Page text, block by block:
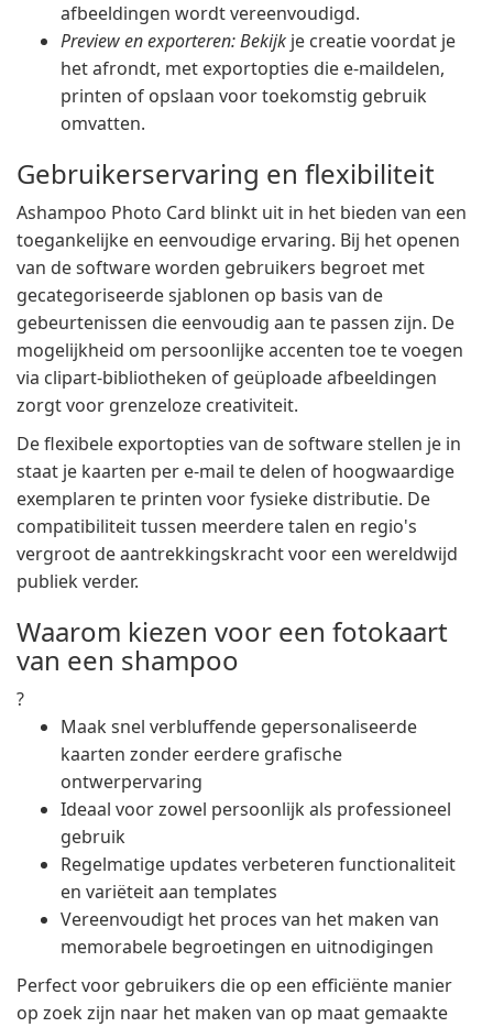
afbeeldingen wordt vereenvoudigd.
Preview en exporteren: Bekijk je creatie voordat je
het afrondt, met exportopties die e-maildelen,
printen of opslaan voor toekomstig gebruik
omvatten.
Gebruikerservaring en flexibiliteit
Ashampoo Photo Card blinkt uit in het bieden van een
toegankelijke en eenvoudige ervaring. Bij het openen
van de software worden gebruikers begroet met
gecategoriseerde sjablonen op basis van de
gebeurtenissen die eenvoudig aan te passen zijn. De
mogelijkheid om persoonlijke accenten toe te voegen
via clipart-bibliotheken of geüploade afbeeldingen
zorgt voor grenzeloze creativiteit.
De flexibele exportopties van de software stellen je in
staat je kaarten per e-mail te delen of hoogwaardige
exemplaren te printen voor fysieke distributie. De
compatibiliteit tussen meerdere talen en regio's
vergroot de aantrekkingskracht voor een wereldwijd
publiek verder.
Waarom kiezen voor een fotokaart
van een shampoo
?
Maak snel verbluffende gepersonaliseerde
kaarten zonder eerdere grafische
ontwerpervaring
Ideaal voor zowel persoonlijk als professioneel
gebruik
Regelmatige updates verbeteren functionaliteit
en variëteit aan templates
Vereenvoudigt het proces van het maken van
memorabele begroetingen en uitnodigingen
Perfect voor gebruikers die op een efficiënte manier
op zoek zijn naar het maken van op maat gemaakte